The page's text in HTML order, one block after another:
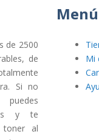
de 2500
de
Si no
y te
toner al
Menú
Mi